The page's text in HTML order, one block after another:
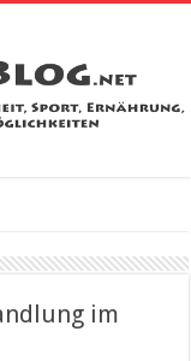
im